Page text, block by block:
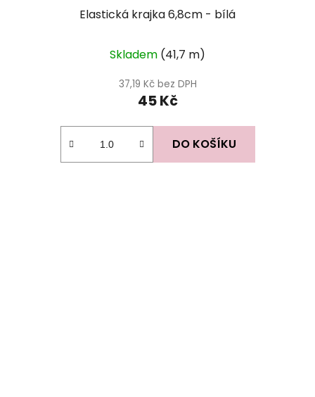
Elastická krajka 6,8cm - bílá
Skladem (41,7 m)
37,19 Kč bez DPH
45 Kč
DO KOŠÍKU